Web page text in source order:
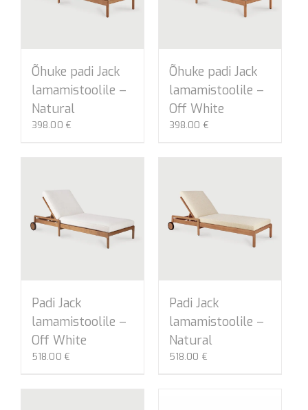
Õhuke padi Jack
lamamistoolile –
Natural
398.00 €
Õhuke padi Jack
lamamistoolile –
Off White
398.00 €
Padi Jack
lamamistoolile –
Off White
518.00 €
Padi Jack
lamamistoolile –
Natural
518.00 €